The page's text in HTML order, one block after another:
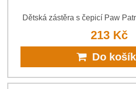
Dětská zástěra s čepicí Paw
213 Kč
Do